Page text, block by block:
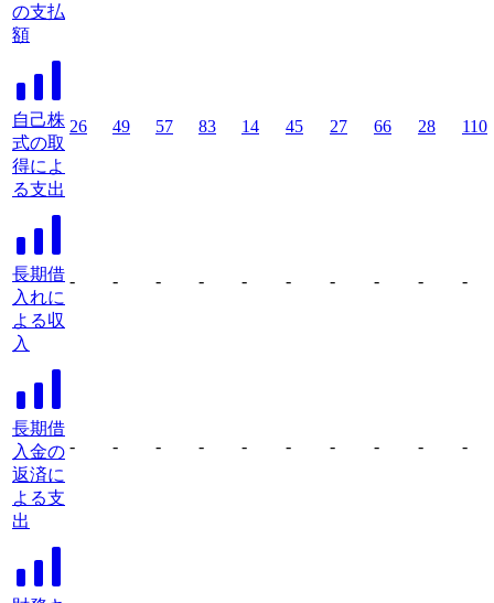
の支払
額
自己株
式の取
得によ
る支出
26 49 57 83 14 45 27 66 28 110
長期借
入れに
よる収
入
- - - - - - - - - -
長期借
入金の
返済に
よる支
出
- - - - - - - - - -